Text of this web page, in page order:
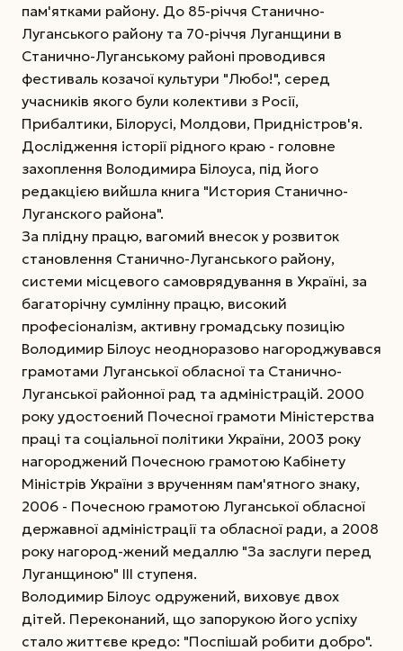
пам'ятками району. До 85-річчя Станично-
Луганського району та 70-річчя Луганщини в
Станично-Луганському районі проводився
фестиваль козачої культури "Любо!", серед
учасників якого були колективи з Росії,
Прибалтики, Білорусі, Молдови, Придністров'я.
Дослідження історії рідного краю - головне
захоплення Володимира Білоуса, під його
редакцією вийшла книга "История Станично-
Луганского района".
За плідну працю, вагомий внесок у розвиток
становлення Станично-Луганського району,
системи місцевого самоврядування в Україні, за
багаторічну сумлінну працю, високий
професіоналізм, активну громадську позицію
Володимир Білоус неодноразово нагороджувався
грамотами Луганської обласної та Станично-
Луганської районної рад та адміністрацій. 2000
року удостоєний Почесної грамоти Міністерства
праці та соціальної політики України, 2003 року
нагороджений Почесною грамотою Кабінету
Міністрів України з врученням пам'ятного знаку,
2006 - Почесною грамотою Луганської обласної
державної адміністрації та обласної ради, а 2008
року нагород-жений медаллю "За заслуги перед
Луганщиною" ІІІ ступеня.
Володимир Білоус одружений, виховує двох
дітей. Переконаний, що запорукою його успіху
стало життєве кредо: "Поспішай робити добро".